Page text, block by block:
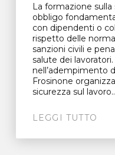
La formazione
obbligo
con dipendenti o
rispetto delle
sanzioni civili e
salute dei
nell’adempimento
Frosinone
sicurezza sul
LEGGI TUTTO